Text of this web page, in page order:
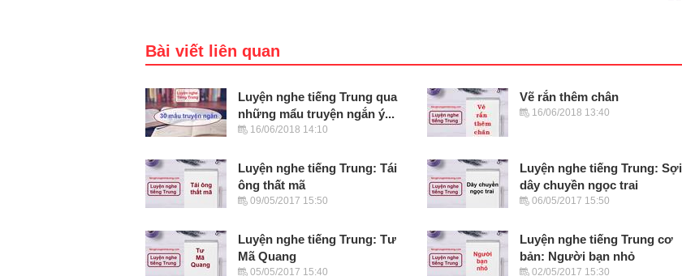
Bài viết liên quan
Luyện nghe tiếng Trung qua
những mẩu truyện ngắn ý...
16/06/2018 14:10
Vẽ rắn thêm chân
16/06/2018 13:40
Luyện nghe tiếng Trung: Tái
ông thất mã
09/05/2017 15:50
Luyện nghe tiếng Trung: Sợi
dây chuyền ngọc trai
06/05/2017 15:50
Luyện nghe tiếng Trung: Tư
Mã Quang
05/05/2017 15:40
Luyện nghe tiếng Trung cơ
bản: Người bạn nhỏ
02/05/2017 15:30